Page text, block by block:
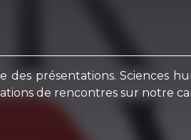
des présentations. Sciences
de rencontres sur notre